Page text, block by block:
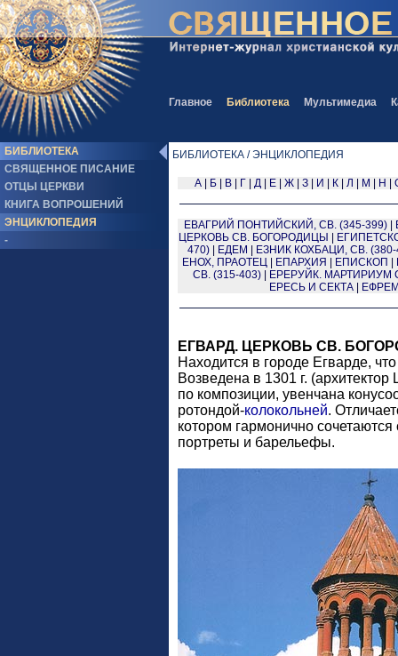
Главное Библиотека Мультимедиа
БИБЛИОТЕКА
СВЯЩЕННОЕ ПИСАНИЕ
ОТЦЫ ЦЕРКВИ
КНИГА ВОПРОШЕНИЙ
ЭНЦИКЛОПЕДИЯ
-
БИБЛИОТЕКА / ЭНЦИКЛОПЕДИЯ
А| Б| В| Г| Д| Е| Ж| З| И К| Л М Н
ЕВАГРИЙ ПОНТИЙСКИЙ, СВ. (345-399)|
ЦЕРКОВЬ СВ. БОГОРОДИЦЫ
470)| ЕДЕМ
ЕЗНИК КОХБАЦИ, СВ. (380-
ЕНОХ, ПРАОТЕЦ| ЕПАРХИЯ ЕПИСКОП
СВ. (315-403)
ЕРЕРУЙК. МАРТИРИУМ
ЕРЕСЬ И СЕКТА
ЕГВАРД. ЦЕРКОВЬ СВ.
Находится в городе Егварде,
Возведена в 1301 г.
по композиции, увенчана
ротондой-колокольней.
котором гармонично
портреты и барельефы.